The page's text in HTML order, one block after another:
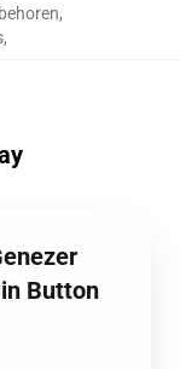
,
,
Button